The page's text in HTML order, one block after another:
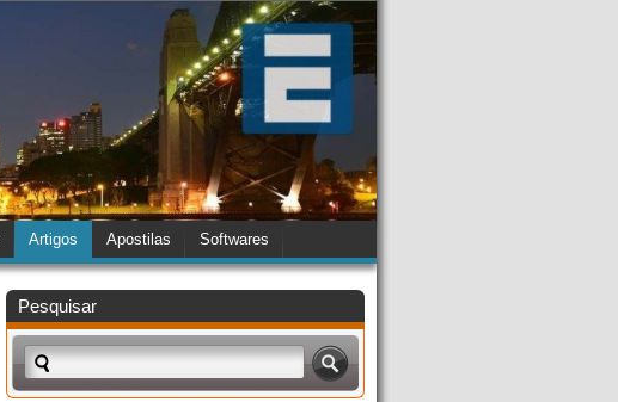
Artigos Apostilas Softwares
Pesquisar